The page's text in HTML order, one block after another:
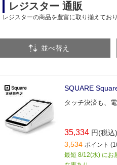
レジスター 通販
レジスターの商品を豊富に取り揃えており
並べ替え
SQUARE
タッチ決済も、
35,334 円(税込)
3,534 ポイント
最短 8/12(水) にお